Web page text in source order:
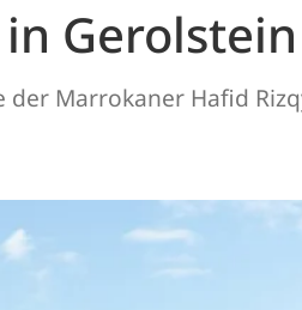
Gerolstein
Marrokaner Hafid